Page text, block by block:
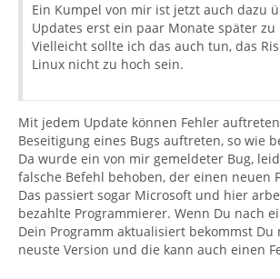
Ein Kumpel von mir ist jetzt auch dazu
Updates erst ein paar Monate später
Vielleicht sollte ich das auch tun, das
Linux nicht zu hoch sein.
Mit jedem Update können Fehler
Beseitigung eines Bugs auftreten, so wie
Da wurde ein von mir gemeldeter Bug,
falsche Befehl behoben, der einen neuen
Das passiert sogar Microsoft und hier
bezahlte Programmierer. Wenn Du nach
Dein Programm aktualisiert bekommst
neuste Version und die kann auch einen